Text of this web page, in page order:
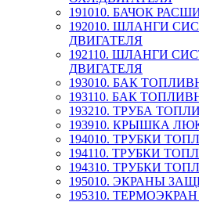
191010. БАЧОК
192010. ШЛАНГИ
ДВИГАТЕЛЯ
192110. ШЛАНГИ
ДВИГАТЕЛЯ
193010. БАК
193110. БАК
193210. ТРУБА
193910. КРЫШКА
194010. ТРУБКИ
194110. ТРУБКИ
194310. ТРУБКИ
195010. ЭКРАНЫ
195310.